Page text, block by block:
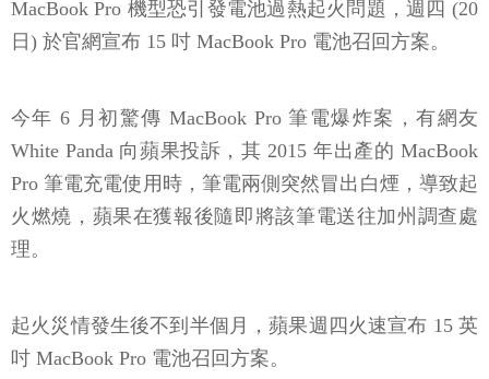
MacBook Pro 機型恐引發電池過熱起火問題，週四 (20
日) 於官網宣布 15 吋 MacBook Pro 電池召回方案。
今年 6 月初驚傳 MacBook Pro 筆電爆炸案，有網友
White Panda 向蘋果投訴，其 2015 年出產的 MacBook
Pro 筆電充電使用時，筆電兩側突然冒出白煙，導致起
火燃燒，蘋果在獲報後隨即將該筆電送往加州調查處
理。
起火災情發生後不到半個月，蘋果週四火速宣布 15 英
吋 MacBook Pro 電池召回方案。